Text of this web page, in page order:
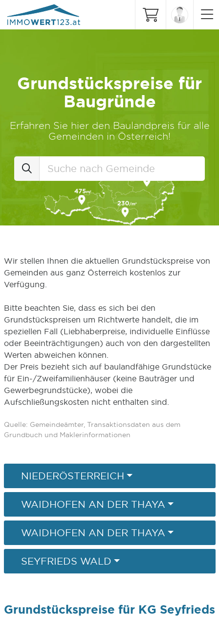
Grundstückspreise für
Baugründe
Erfahren Sie hier den Baulandpreis für alle
Gemeinden in Österreich!
Wir stellen Ihnen die aktuellen Grundstückspreise von
Gemeinden aus ganz Österreich kostenlos zur
Verfügung.
Bitte beachten Sie, dass es sich bei den
Grundstückspreisen um Richtwerte handelt, die im
speziellen Fall (Liebhaberpreise, individuelle Einflüsse
oder Beeinträchtigungen) auch von den dargestellten
Werten abweichen können.
Der Preis bezieht sich auf baulandfähige Grundstücke
für Ein-/Zweifamilienhäuser (keine Bauträger und
Gewerbegrundstücke), wobei die
Aufschließungskosten nicht enthalten sind.
Quelle: Gemeindeämter, Transaktionsdaten aus dem
Grundbuch und Maklerinformationen
NIEDERÖSTERREICH
WAIDHOFEN AN DER THAYA
WAIDHOFEN AN DER THAYA
SEYFRIEDS WALD
Grundstückspreise für KG Seyfrieds